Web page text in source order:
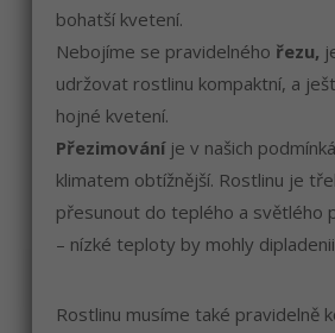
bohatší kvetení.
Nebojíme se pravidelného řezu,
udržovat rostlinu kompaktní, a
hojné kvetení.
Přezimováníje v našich
klimatem obtížnější. Rostlinu je
přesunout do teplého a světlého
– nízké teploty by mohly
Rostlinu musíme také pravidelně